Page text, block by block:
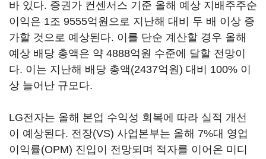
바 있다. 증권가 컨센서스 기준 올해 예상 지배주주순
이익은 1조 9555억원으로 지난해 대비 두 배 이상 증
가할 것으로 예상된다. 이를 단순 계산할 경우 올해
예상 배당 총액은 약 4888억원 수준에 달할 전망이
다. 이는 지난해 배당 총액(2437억원) 대비 100% 이
상 늘어난 규모다.
LG전자는 올해 본업 수익성 회복에 따라 실적 개선
이 예상된다. 전장(VS) 사업본부는 올해 7%대 영업
이익률(OPM) 진입이 전망되며 적자를 이어온 미디